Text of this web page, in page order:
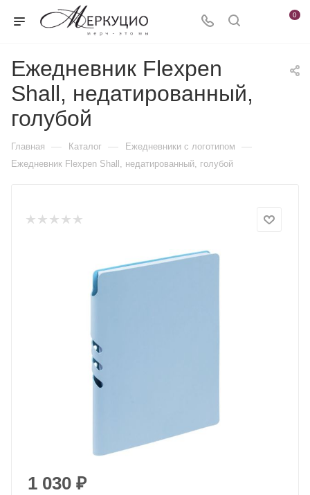
0
Ежедневник Flexpen
Shall, недатированный,
голубой
Главная — Каталог — Ежедневники c логотипом —
Ежедневник Flexpen Shall, недатированный, голубой
1 030 ₽